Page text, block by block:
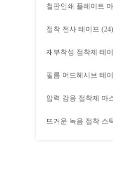
철판인쇄 플레이트
접착 전사 테이프 (24)
재부착성 점착제 테
필름 어드헤시브 테
압력 감응 접착제 마
뜨거운 녹음 접착 스